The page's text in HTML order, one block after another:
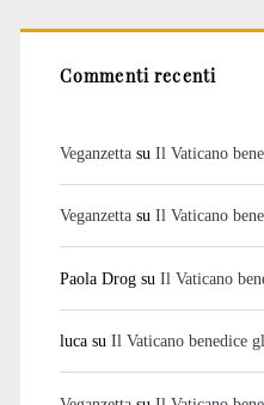
Commenti recenti
Veganzettasu Il Vaticano
Veganzettasu Il Vaticano
Paola Drogsu Il Vaticano
lucasu Il Vaticano benedice